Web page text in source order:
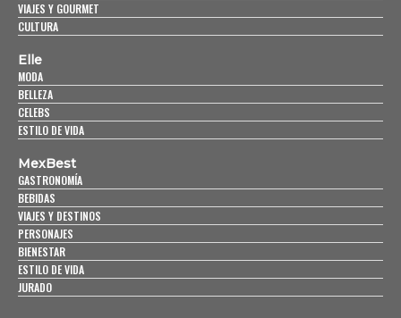
VIAJES Y GOURMET
CULTURA
Elle
MODA
BELLEZA
CELEBS
ESTILO DE VIDA
MexBest
GASTRONOMÍA
BEBIDAS
VIAJES Y DESTINOS
PERSONAJES
BIENESTAR
ESTILO DE VIDA
JURADO